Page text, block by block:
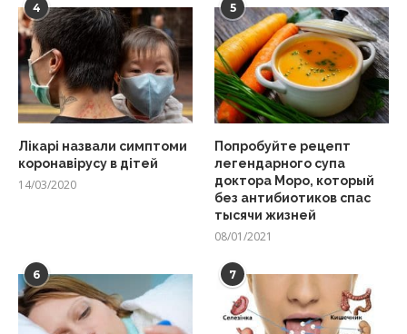
4
Лікарі назвали симптоми
коронавірусу в дітей
14/03/2020
5
Попробуйте рецепт
легендарного супа
доктора Моро, который
без антибиотиков спас
тысячи жизней
08/01/2021
6 7